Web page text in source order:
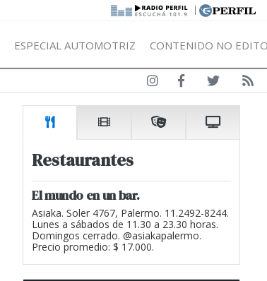
|
ESPECIAL AUTOMOTRIZ CONTENIDO NO
Restaurantes
El mundo en un bar.
Asiaka. Soler 4767, Palermo. 11.2492-8244.
Lunes a sábados de 11.30 a 23.30 horas.
Domingos cerrado. @asiakapalermo.
Precio promedio: $ 17.000.